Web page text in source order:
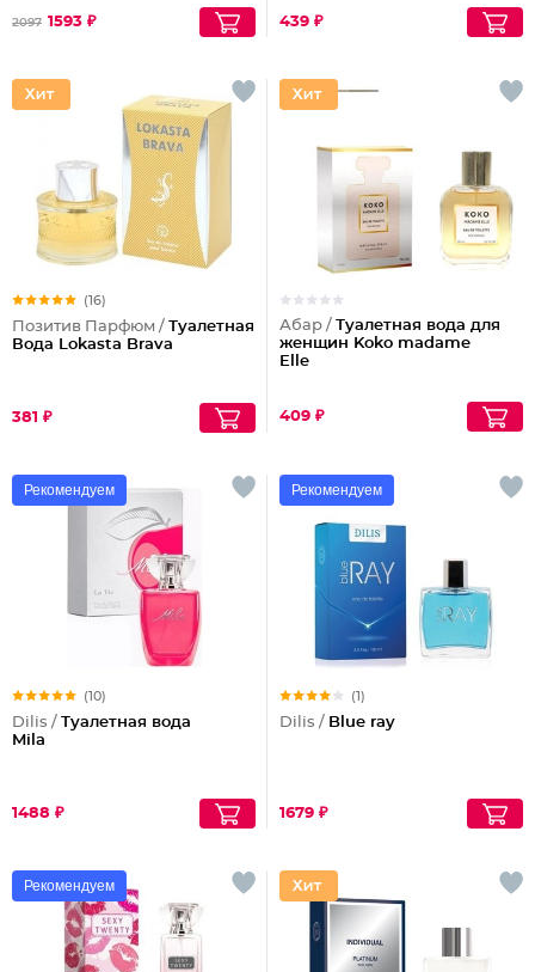
2097 1593 ₽ 439 ₽
(16)
Позитив Парфюм / Туалетная
Вода Lokasta Brava
381 ₽
Абар / Туалетная вода для
женщин Koko madame
Elle
409 ₽
Рекомендуем
(10)
Dilis / Туалетная вода
Mila
1488 ₽
Рекомендуем
(1)
Dilis / Blue ray
1679 ₽
Рекомендуем